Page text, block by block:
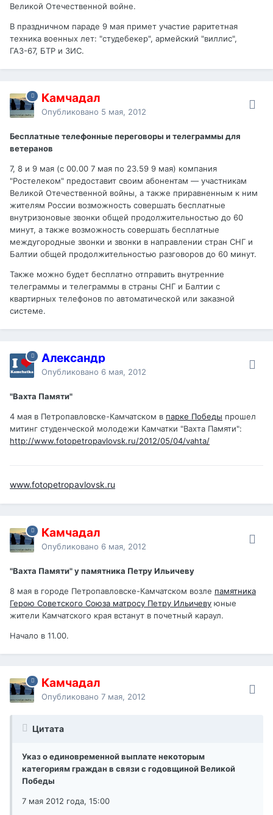
Великой Отечественной войне.
В праздничном параде 9 мая примет участие раритетная
техника военных лет: "студебекер", армейский "виллис",
ГАЗ-67, БТР и ЗИС.
Камчадал
Опубликовано 5 мая, 2012
Бесплатные телефонные переговоры и телеграммы для
ветеранов
7, 8 и 9 мая (с 00.00 7 мая по 23.59 9 мая) компания
"Ростелеком" предоставит своим абонентам — участникам
Великой Отечественной войны, а также приравненным к ним
жителям России возможность совершать бесплатные
внутризоновые звонки общей продолжительностью до 60
минут, а также возможность совершать бесплатные
междугородные звонки и звонки в направлении стран СНГ и
Балтии общей продолжительностью разговоров до 60 минут.
Также можно будет бесплатно отправить внутренние
телеграммы и телеграммы в страны СНГ и Балтии с
квартирных телефонов по автоматической или заказной
системе.
Александр
Опубликовано 6 мая, 2012
"Вахта Памяти"
4 мая в Петропавловске-Камчатском в парке Победы прошел
митинг студенческой молодежи Камчатки "Вахта Памяти":
http://www.fotopetropavlovsk.ru/2012/05/04/vahta/
www.fotopetropavlovsk.ru
Камчадал
Опубликовано 6 мая, 2012
"Вахта Памяти" у памятника Петру Ильичеву
8 мая в городе Петропавловске-Камчатском возле памятника
Герою Советского Союза матросу Петру Ильичеву юные
жители Камчатского края встанут в почетный караул.
Начало в 11.00.
Камчадал
Опубликовано 7 мая, 2012
Цитата
Указ о единовременной выплате некоторым
категориям граждан в связи с годовщиной Великой
Победы
7 мая 2012 года, 15:00